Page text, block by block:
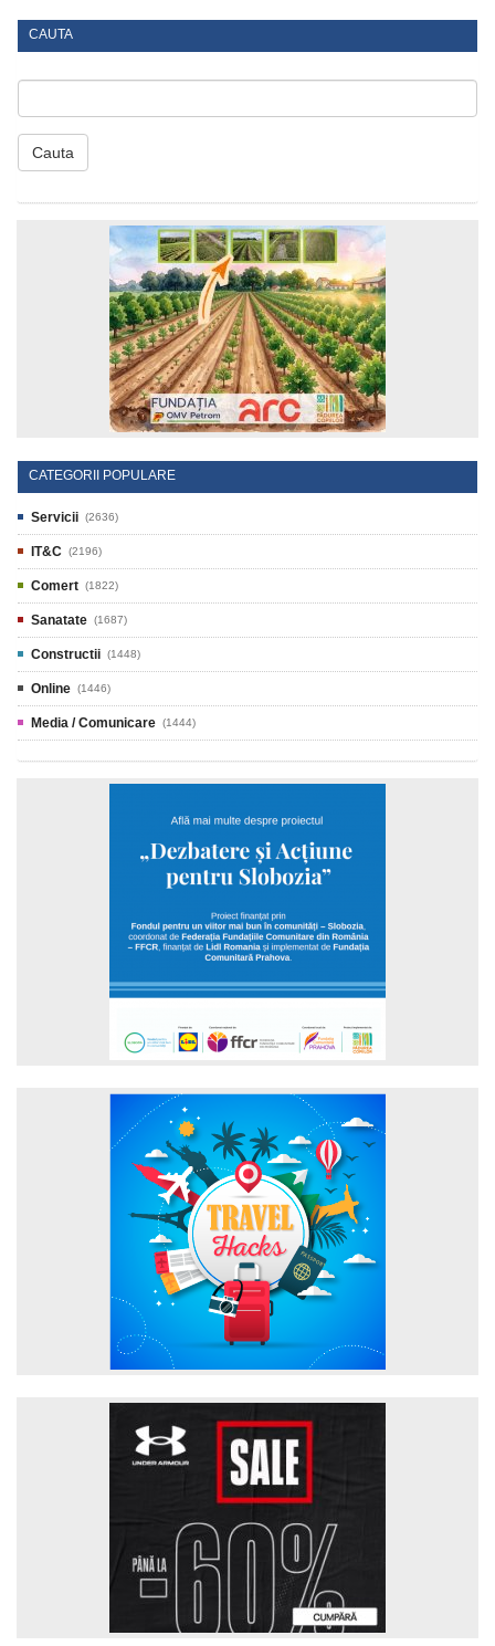
CAUTA
Cauta
CATEGORII POPULARE
Servicii (2636)
IT&C (2196)
Comert (1822)
Sanatate (1687)
Constructii (1448)
Online (1446)
Media / Comunicare (1444)